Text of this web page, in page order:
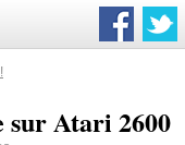
sur Atari 2600